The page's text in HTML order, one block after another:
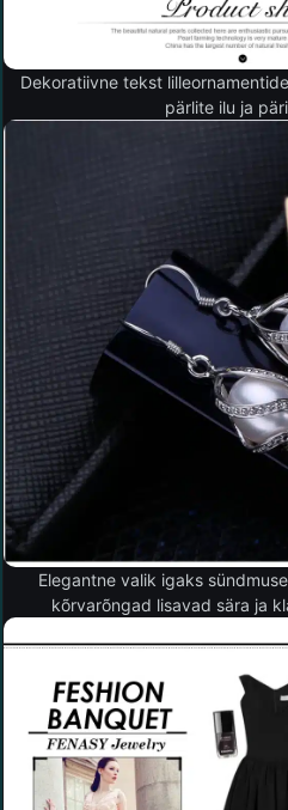
Dekoratiivne tekst
pärlite ilu ja
Elegantne valik igaks
kõrvarõngad lisavad sära ja